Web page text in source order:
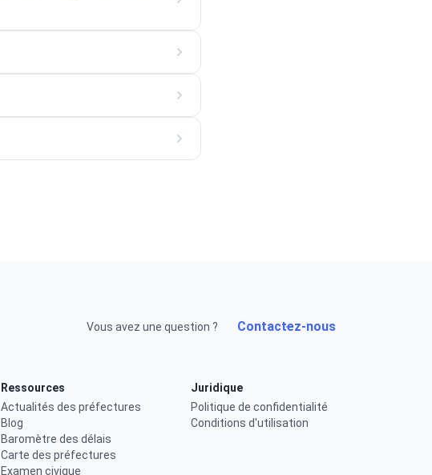
Vous avez une question ? Contactez-nous
Ressources
Actualités des préfectures
Blog
Baromètre des délais
Carte des préfectures
Examen civique
Juridique
Politique de confidentialité
Conditions d'utilisation